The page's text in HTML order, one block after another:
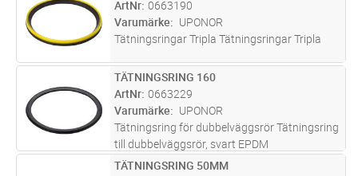
ArtNr 0663190
Varumärke
UPONOR
Tätningsringar Tripla Tätningsringar Tripla
ST Lägg i kundvagn
TÄTNINGSRING 160
ArtNr 0663229
Varumärke
UPONOR
Tätningsring för dubbelväggsrör Tätningsring
till dubbelväggsrör, svart EPDM
ST Lägg i kundvagn
TÄTNINGSRING 50MM